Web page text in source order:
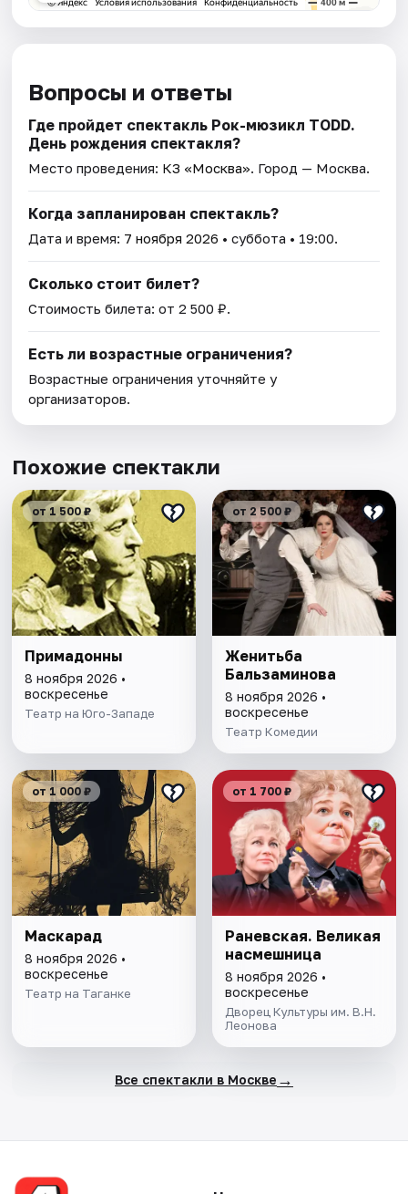
Вопросы и ответы
Где пройдет спектакль Рок-мюзикл TODD.
День рождения спектакля?
Место проведения: КЗ «Москва». Город — Москва.
Когда запланирован спектакль?
Дата и время: 7 ноября 2026 • суббота • 19:00.
Сколько стоит билет?
Стоимость билета: от 2 500 ₽.
Есть ли возрастные ограничения?
Возрастные ограничения уточняйте у
организаторов.
Похожие спектакли
от 1 500 ₽
Примадонны
8 ноября 2026 •
воскресенье
Театр на Юго-Западе
от 2 500 ₽
Женитьба
Бальзаминова
8 ноября 2026 •
воскресенье
Театр Комедии
от 1 000 ₽
Маскарад
8 ноября 2026 •
воскресенье
Театр на Таганке
от 1 700 ₽
Раневская. Великая
насмешница
8 ноября 2026 •
воскресенье
Дворец Культуры им. В.Н.
Леонова
Все спектакли в Москве →